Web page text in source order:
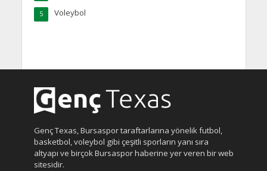
Voleybol
5
Genç Texas, Bursaspor taraftarlarına yönelik futbol,
basketbol, voleybol gibi çeşitli sporların yanı sıra
altyapı ve birçok Bursaspor haberine yer veren bir web
sitesidir.